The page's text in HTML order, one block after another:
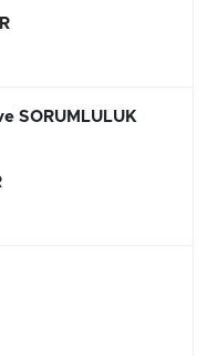
SORUMLULUK